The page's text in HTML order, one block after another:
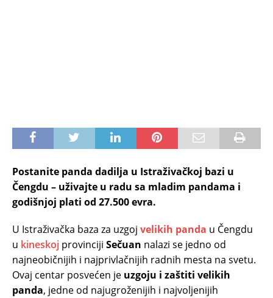
Postanite panda dadilja u Istraživačkoj bazi u
Čengdu – uživajte u radu sa mladim pandama i
godišnjoj plati od 27.500 evra.
U Istraživačka baza za uzgoj velikih panda u Čengdu
u kineskoj provinciji Sečuan nalazi se jedno od
najneobičnijih i najprivlačnijih radnih mesta na svetu.
Ovaj centar posvećen je uzgoju i zaštiti velikih
panda, jedne od najugroženijih i najvoljenijih